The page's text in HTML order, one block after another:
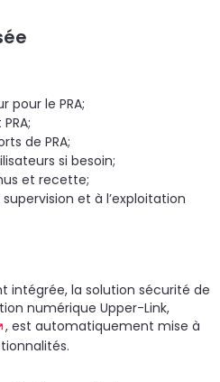
pour le PRA;
de PRA;
si besoin;
et recette;
et à l’exploitation
intégrée, la solution sécurité de
numérique Upper-Link,
, est automatiquement mise à